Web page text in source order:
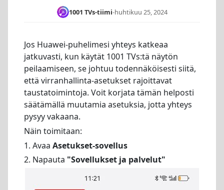
1001 TVs-tiimi-huhtikuu 25, 2024
Jos Huawei-puhelimesi yhteys katkeaa
jatkuvasti, kun käytät 1001 TVs:tä näytön
peilaamiseen, se johtuu todennäköisesti siitä,
että virranhallinta-asetukset rajoittavat
taustatoimintoja. Voit korjata tämän helposti
säätämällä muutamia asetuksia, jotta yhteys
pysyy vakaana.
Näin toimitaan:
1. Avaa Asetukset-sovellus
2. Napauta "Sovellukset ja palvelut"